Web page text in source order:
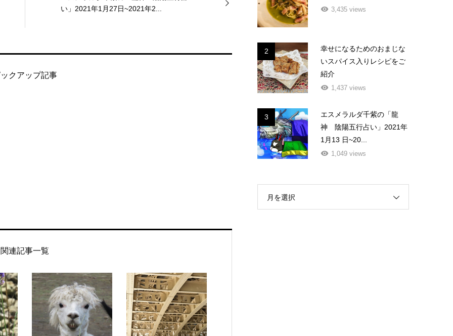
い」2021年1月27日~2021年2...
クアップ記事
関連記事一覧
3,435 views
2
幸せになるためのおまじな
いスパイス入りレシピをご
紹介
1,437 views
3
エスメラルダ千紫の「龍
神 陰陽五行占い」2021年
1月13 日~20...
1,049 views
月を選択